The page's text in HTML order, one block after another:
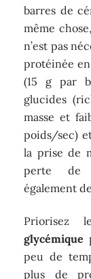
barres de
même
n’est pas
protéinée
(15 g par
glucides
masse et
poids/sec)
la prise de
perte de
également
Priorisez
glycémique
peu de
plus de